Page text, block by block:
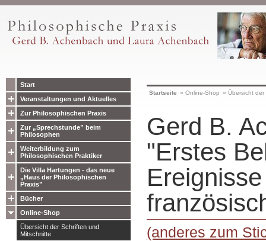
Start
Veranstaltungen und Aktuelles
Zur Philosophischen Praxis
Zur „Sprechstunde” beim
Philosophen
Weiterbildung zum
Philosophischen Praktiker
Die Villa Hartungen - das neue
„Haus der Philosophischen
Praxis”
Bücher
Online-Shop
Übersicht der Schriften und
Mitschnitte
Startseite » Online-Shop » Übersicht
Gerd B.
"Erstes
(anderes zum